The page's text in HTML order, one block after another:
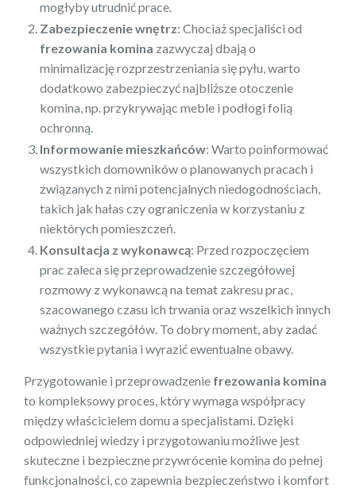
mogłyby utrudnić prace.
Zabezpieczenie wnętrz: Chociaż specjaliści od
frezowania komina zazwyczaj dbają o
minimalizację rozprzestrzeniania się pyłu, warto
dodatkowo zabezpieczyć najbliższe otoczenie
komina, np. przykrywając meble i podłogi folią
ochronną.
Informowanie mieszkańców: Warto poinformować
wszystkich domowników o planowanych pracach i
związanych z nimi potencjalnych niedogodnościach,
takich jak hałas czy ograniczenia w korzystaniu z
niektórych pomieszczeń.
Konsultacja z wykonawcą: Przed rozpoczęciem
prac zaleca się przeprowadzenie szczegółowej
rozmowy z wykonawcą na temat zakresu prac,
szacowanego czasu ich trwania oraz wszelkich innych
ważnych szczegółów. To dobry moment, aby zadać
wszystkie pytania i wyrazić ewentualne obawy.
Przygotowanie i przeprowadzenie frezowania komina
to kompleksowy proces, który wymaga współpracy
między właścicielem domu a specjalistami. Dzięki
odpowiedniej wiedzy i przygotowaniu możliwe jest
skuteczne i bezpieczne przywrócenie komina do pełnej
funkcjonalności, co zapewnia bezpieczeństwo i komfort